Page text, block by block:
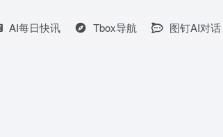
AI每日快讯 Tbox导航 图钉AI对话